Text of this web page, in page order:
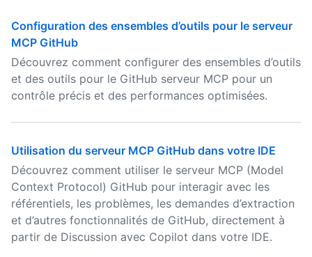
Configuration des ensembles d’outils pour le serveur
MCP GitHub
Découvrez comment configurer des ensembles d’outils
et des outils pour le GitHub serveur MCP pour un
contrôle précis et des performances optimisées.
Utilisation du serveur MCP GitHub dans votre IDE
Découvrez comment utiliser le serveur MCP (Model
Context Protocol) GitHub pour interagir avec les
référentiels, les problèmes, les demandes d’extraction
et d’autres fonctionnalités de GitHub, directement à
partir de Discussion avec Copilot dans votre IDE.